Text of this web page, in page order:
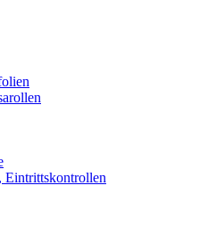
Eintrittskontrollen